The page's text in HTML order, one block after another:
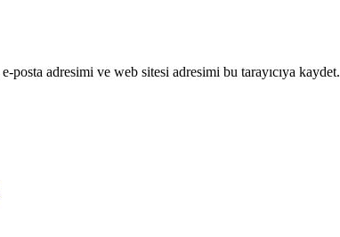
posta adresimi ve web sitesi adresimi bu tarayıcıya kaydet.